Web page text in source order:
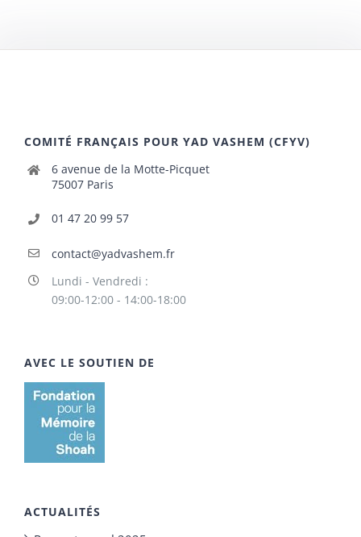
COMITÉ FRANÇAIS POUR YAD VASHEM (CFYV)
6 avenue de la Motte-Picquet
75007 Paris
01 47 20 99 57
contact@yadvashem.fr
Lundi - Vendredi :
09:00-12:00 - 14:00-18:00
AVEC LE SOUTIEN DE
ACTUALITÉS